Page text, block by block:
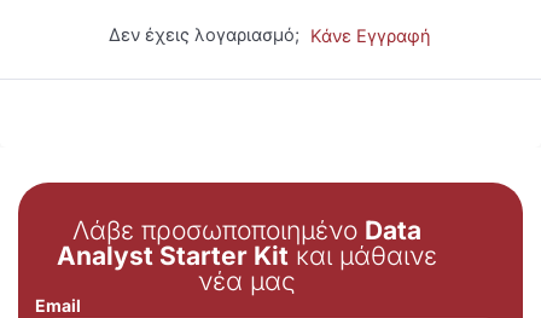
Δεν έχεις λογαριασμό; Κάνε Εγγραφή
Λάβε προσωποποιημένο Data
Analyst Starter Kit και μάθαινε
νέα μας
Email